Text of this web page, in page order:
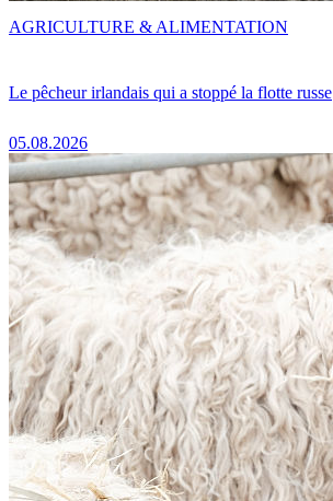
Le pêcheur irlandais qui a stoppé la flotte russe
05.08.2026
AGRICULTURE & ALIMENTATION